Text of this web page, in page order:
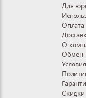
Для
Оплата
О
Обмен
Скидки